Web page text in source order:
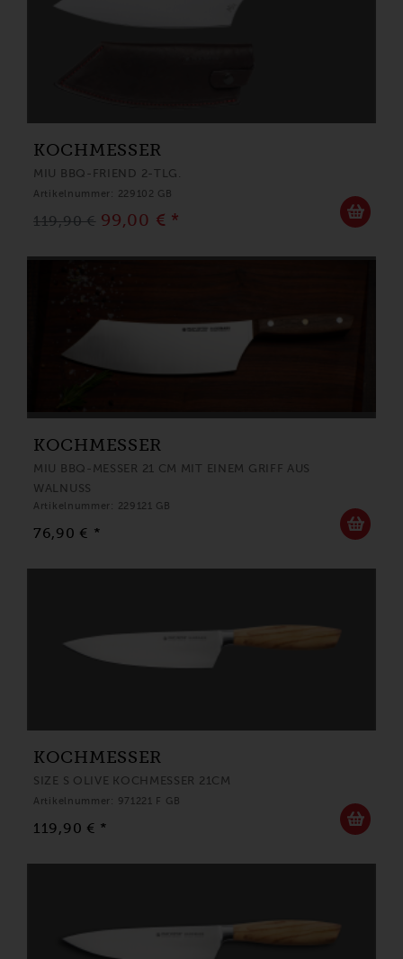
KOCHMESSER
MIU BBQ-FRIEND 2-TLG.
Artikelnummer: 229102 GB
119,90 € 99,00 € *
KOCHMESSER
MIU BBQ-MESSER 21 CM MIT EINEM GRIFF AUS
WALNUSS
Artikelnummer: 229121 GB
76,90 € *
KOCHMESSER
SIZE S OLIVE KOCHMESSER 21CM
Artikelnummer: 971221 F GB
119,90 € *